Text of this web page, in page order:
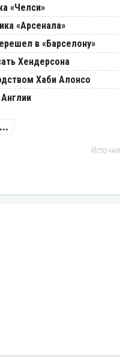
«Челси»
«Арсенала»
в «Барселону»
Хендерсона
Хаби Алонсо
...